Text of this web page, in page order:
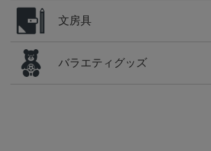
文房具
バラエティグッズ